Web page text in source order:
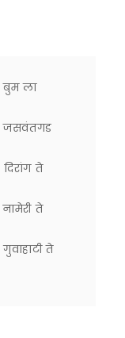
बुम ला
जसवंतगड
ते
ते
ते